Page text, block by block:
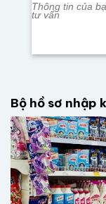
Thông tin của
tư vấn
Bộ hồ sơ nhập